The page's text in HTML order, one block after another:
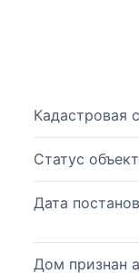
Кадастровая
Статус
Дата
Дом признан